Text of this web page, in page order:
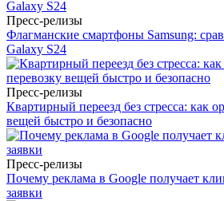
Пресс-релизы
Флагманские смартфоны Samsung:
Galaxy S24
Пресс-релизы
Квартирный переезд без стресса: как
вещей быстро и безопасно
Пресс-релизы
Почему реклама в Google получает
заявки